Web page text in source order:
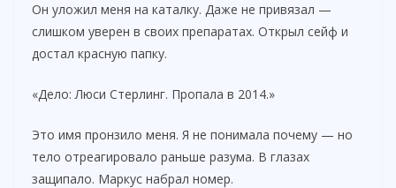
Он уложил меня на каталку. Даже не привязал —
слишком уверен в своих препаратах. Открыл сейф и
достал красную папку.
«Дело: Люси Стерлинг. Пропала в 2014.»
Это имя пронзило меня. Я не понимала почему — но
тело отреагировало раньше разума. В глазах
защипало. Маркус набрал номер.